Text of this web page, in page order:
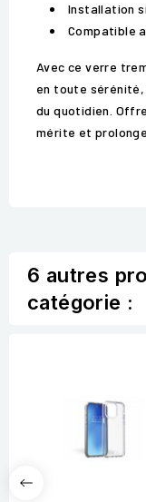
Installation
Compatible
Avec ce verre
en toute
du quotidien.
mérite et
6 autres
catégorie :